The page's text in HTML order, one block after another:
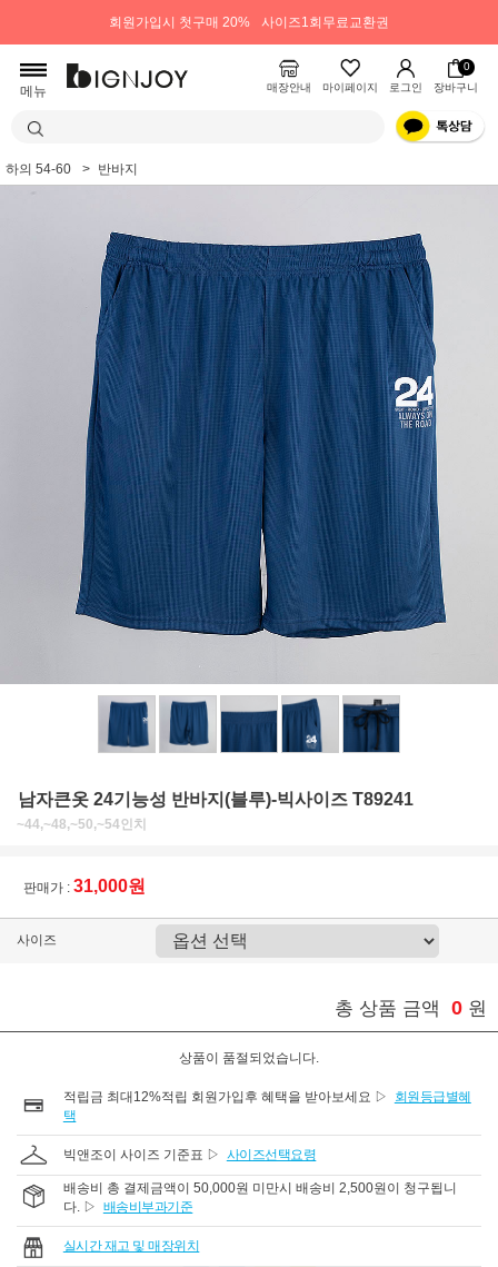
회원가입시 첫구매 20% 사이즈1회무료교환권
메뉴 매장안내 마이페이지 로그인
0
장바구니
하의 54-60 반바지
남자큰옷 24기능성 반바지(블루)-빅사이즈 T89241
~44,~48,~50,~54인치
판매가 : 31,000원
사이즈
총 상품 금액 0 원
상품이 품절되었습니다.
적립금 최대12%적립 회원가입후 혜택을 받아보세요 ▷
회원등급별혜
택
빅앤조이 사이즈 기준표 ▷ 사이즈선택요령
배송비 총 결제금액이 50,000원 미만시 배송비 2,500원이 청구됩니
다. ▷ 배송비부과기준
실시간 재고 및 매장위치